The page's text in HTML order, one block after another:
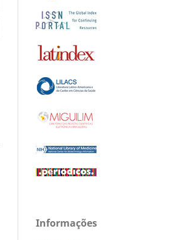
Informações